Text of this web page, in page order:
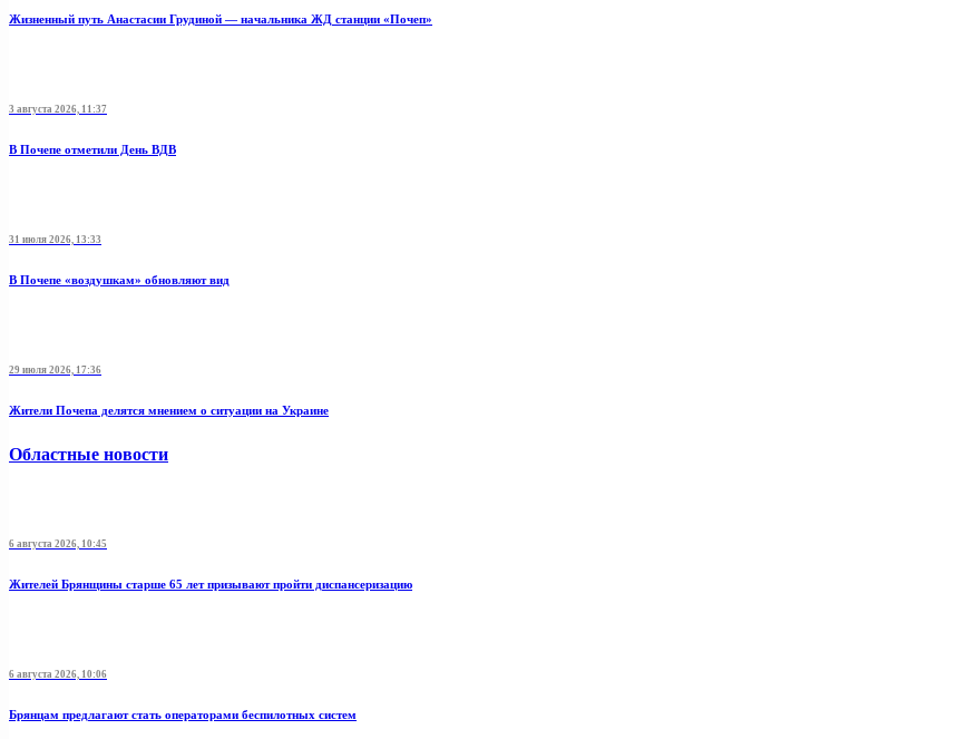
Жизненный путь Анастасии Грудиной — начальника ЖД станции «Почеп»
3 августа 2026, 11:37
В Почепе отметили День ВДВ
31 июля 2026, 13:33
В Почепе «воздушкам» обновляют вид
29 июля 2026, 17:36
Жители Почепа делятся мнением о ситуации на Украине
Областные новости
6 августа 2026, 10:45
Жителей Брянщины старше 65 лет призывают пройти диспансеризацию
6 августа 2026, 10:06
Брянцам предлагают стать оперaторами бeспилотных систeм